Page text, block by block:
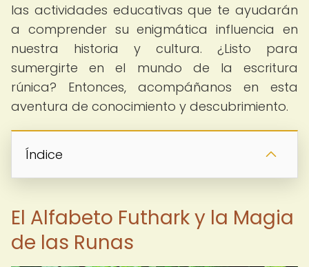
las actividades educativas que te ayudarán
a comprender su enigmática influencia en
nuestra historia y cultura. ¿Listo para
sumergirte en el mundo de la escritura
rúnica? Entonces, acompáñanos en esta
aventura de conocimiento y descubrimiento.
Índice
El Alfabeto Futhark y la Magia
de las Runas